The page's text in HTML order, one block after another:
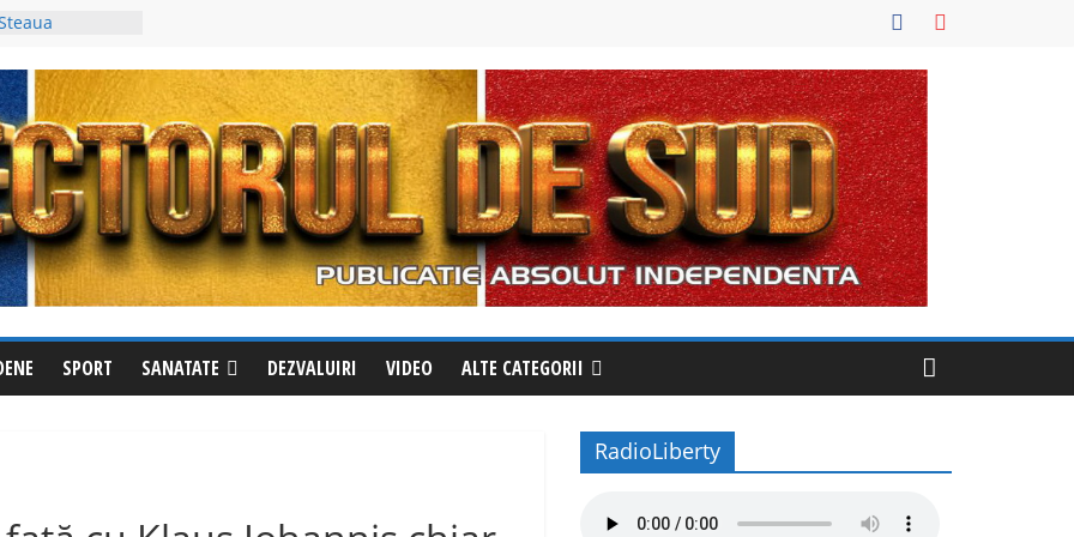
Sunați
al Cupei
a fost
deși avea un
la Izvoru
pentru a
SPORT SANATATE DEZVALUIRI VIDEO ALTE CATEGORII
RadioLiberty